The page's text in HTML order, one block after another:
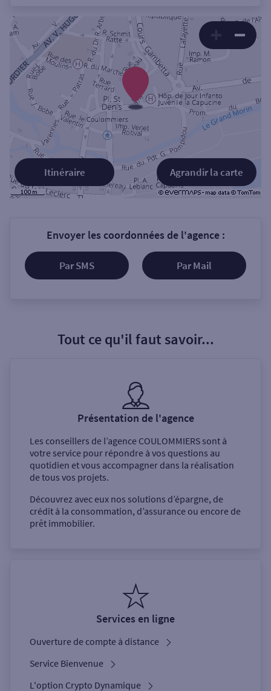
Agrandir la carte
Itinéraire
Envoyer les coordonnées de l'agence :
Par SMS Par Mail
Tout ce qu'il faut savoir...
Présentation de l'agence
Les conseillers de l’agence COULOMMIERS sont à
votre service pour répondre à vos questions au
quotidien et vous accompagner dans la réalisation
de tous vos projets.
Découvrez avec eux nos solutions d’épargne, de
crédit à la consommation, d’assurance ou encore de
prêt immobilier.
Services en ligne
Ouverture de compte à distance
Service Bienvenue
L'option Crypto Dynamique